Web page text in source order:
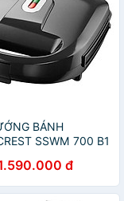
BÁNH
SSWM 700 B1
đ